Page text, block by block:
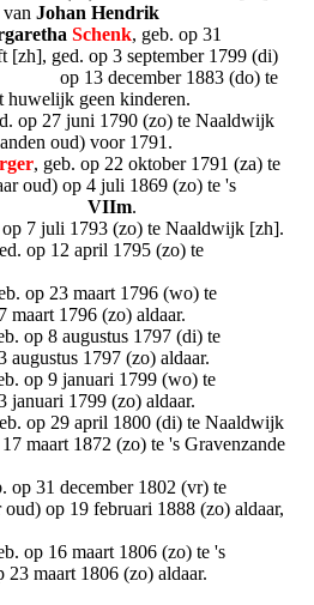
vanJohan Hendrik
Schenk, geb. op 31
[zh], ged. op 3 september 1799 (di)
op 13 december 1883 (do) te
huwelijk geen kinderen.
op 27 juni 1790 (zo) te Naaldwijk
oud) voor 1791.
, geb. op 22 oktober 1791 (za) te
oud) op 4 juli 1869 (zo) te 's
volgtVIIm.
op 7 juli 1793 (zo) te Naaldwijk [zh].
op 12 april 1795 (zo) te
op 23 maart 1796 (wo) te
1796 (zo) aldaar.
op 8 augustus 1797 (di) te
1797 (zo) aldaar.
op 9 januari 1799 (wo) te
1799 (zo) aldaar.
op 29 april 1800 (di) te Naaldwijk
maart 1872 (zo) te 's Gravenzande
op 31 december 1802 (vr) te
op 19 februari 1888 (zo) aldaar,
op 16 maart 1806 (zo) te 's
maart 1806 (zo) aldaar.